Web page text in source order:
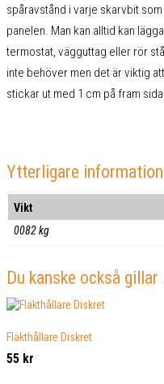
spåravstånd i varje skarvbit
panelen. Man kan alltid kan
termostat, vägguttag eller rör
inte behöver men det är viktig
stickar ut med 1 cm på fram
Ytterligare information
Vikt
0082 kg
Du kanske också gillar
Fläkthållare Diskret
55 kr